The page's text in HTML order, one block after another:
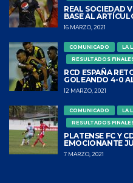
REAL SOCIEDAD
BASE AL
16 MARZO, 2021
COMUNICADO LA
RESULTADOS
RCD ESPAÑA
GOLEANDO 4-0
12 MARZO, 2021
COMUNICADO LA
RESULTADOS
PLATENSE FC Y
EMOCIONANTE
7 MARZO, 2021